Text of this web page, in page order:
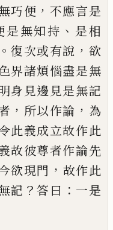
巧便 ， 不應言是
是無知持 、 是相
。復次或有說 ， 欲
界諸煩惱盡是無
身見邊見是無記
， 所以作論 ， 為
此義成立故作此
故彼尊者作論先
欲現門 ， 故作此
記 ？答曰 ： 一是